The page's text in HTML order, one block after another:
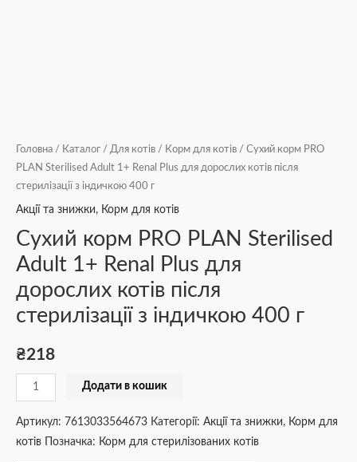
Головна / Каталог / Для котів / Корм для котів / Сухий корм PRO
PLAN Sterilised Adult 1+ Renal Plus для дорослих котів після
стерилізації з індичкою 400 г
Акції та знижки, Корм для котів
Сухий корм PRO PLAN Sterilised
Adult 1+ Renal Plus для
дорослих котів після
стерилізації з індичкою 400 г
₴218
Додати в кошик
Артикул: 7613033564673 Категорії: Акції та знижки, Корм для
котів
Позначка: Корм для стерилізованих котів